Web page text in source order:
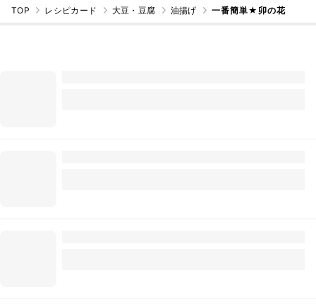
TOP レシピカード 大豆・豆腐 油揚げ 一番簡単★卯の花